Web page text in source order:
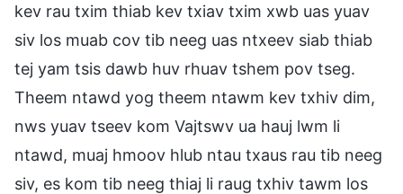
kev rau txim thiab kev txiav txim xwb uas yuav
siv los muab cov tib neeg uas ntxeev siab thiab
tej yam tsis dawb huv rhuav tshem pov tseg.
Theem ntawd yog theem ntawm kev txhiv dim,
nws yuav tseev kom Vajtswv ua hauj lwm li
ntawd, muaj hmoov hlub ntau txaus rau tib neeg
siv, es kom tib neeg thiaj li raug txhiv tawm los